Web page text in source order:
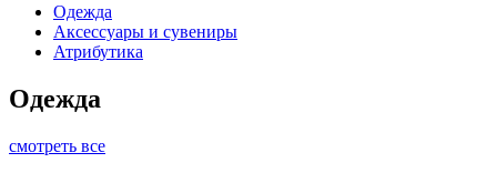
Одежда
Аксессуары и сувениры
Атрибутика
Одежда
смотреть все